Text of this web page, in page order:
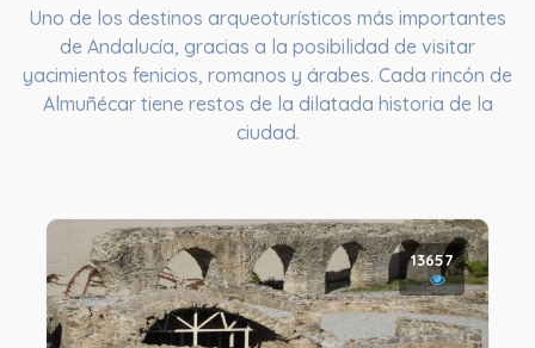
Uno de los destinos arqueoturísticos más importantes
de Andalucía, gracias a la posibilidad de visitar
yacimientos fenicios, romanos y árabes. Cada rincón de
Almuñécar tiene restos de la dilatada historia de la
ciudad.
13657